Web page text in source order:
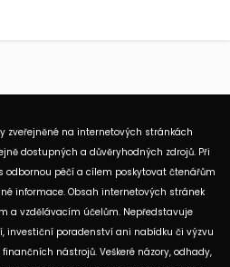
zveřejněné na internetových stránkách
dostupných a důvěryhodných zdrojů. Při
odbornou péčí a cílem poskytovat čtenářům
informace. Obsah internetových stránek
a vzdělávacím účelům. Nepředstavuje
investiční poradenství ani nabídku či výzvu
nástrojů. Veškeré názory, odhady,